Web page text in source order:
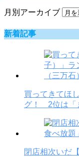
月別アーカイブ
新着記事
買ってきてほ
グ！ 2位は「
閉店相次いだ